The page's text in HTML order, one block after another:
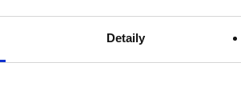
Detaily